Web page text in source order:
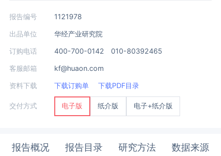
报告编号 1121978
出品单位 华经产业研究院
订购电话 400-700-0142 010-80392465
客服邮箱 kf@huaon.com
资料下载 下载订购单 下载PDF目录
交付方式 电子版 纸介版 电子+纸介版
报告概况 报告目录 研究方法 数据来源